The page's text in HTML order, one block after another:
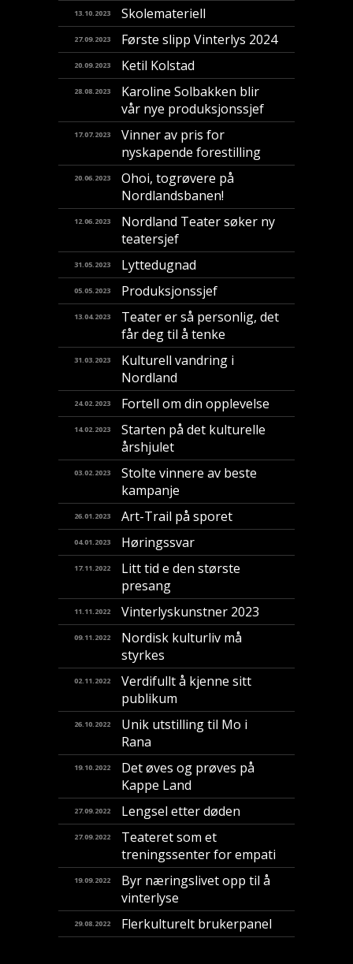
13.10.2023 Skolemateriell
27.09.2023 Første slipp Vinterlys 2024
20.09.2023 Ketil Kolstad
28.08.2023
Karoline Solbakken blir
vår nye produksjonssjef
17.07.2023
Vinner av pris for
nyskapende forestilling
20.06.2023
​Ohoi, togrøvere på
Nordlandsbanen!
12.06.2023
Nordland Teater søker ny
teatersjef
31.05.2023 Lyttedugnad
05.05.2023 Produksjonssjef
13.04.2023
Teater er så personlig, det
får deg til å tenke
31.03.2023
Kulturell vandring i
Nordland
24.02.2023 Fortell om din opplevelse
14.02.2023
Starten på det kulturelle
årshjulet
03.02.2023
Stolte vinnere av beste
kampanje
26.01.2023 Art-Trail på sporet
04.01.2023 Høringssvar
17.11.2022
Litt tid e den største
presang
11.11.2022 Vinterlyskunstner 2023
09.11.2022
Nordisk kulturliv må
styrkes
02.11.2022
Verdifullt å kjenne sitt
publikum
26.10.2022
Unik utstilling til Mo i
Rana
19.10.2022
Det øves og prøves på
Kappe Land
27.09.2022 Lengsel etter døden
27.09.2022
Teateret som et
treningssenter for empati
19.09.2022
Byr næringslivet opp til å
vinterlyse
29.08.2022 Flerkulturelt brukerpanel